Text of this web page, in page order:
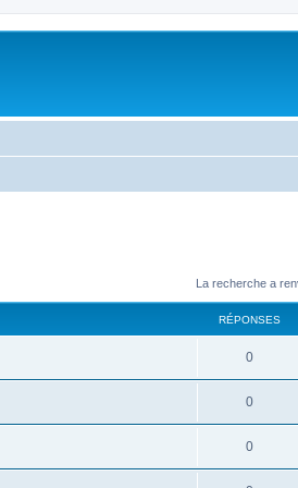
La recherche a
RÉPONSES
0R
é
o
n
0R
é
0R
é